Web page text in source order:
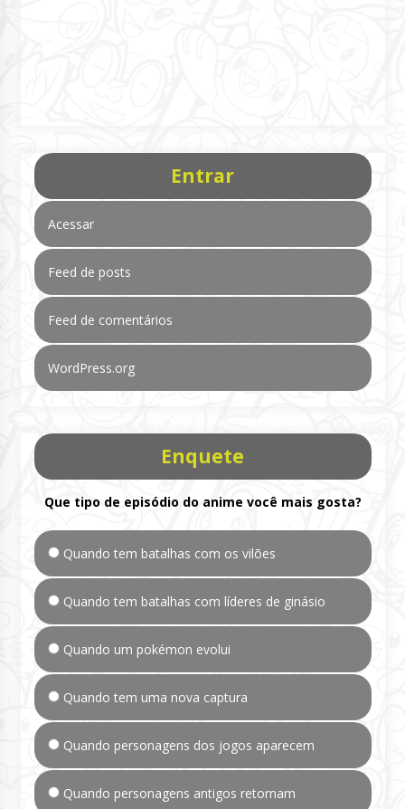
Entrar
Acessar
Feed de posts
Feed de comentários
WordPress.org
Enquete
Que tipo de episódio do anime você mais gosta?
Quando tem batalhas com os vilões
Quando tem batalhas com líderes de ginásio
Quando um pokémon evolui
Quando tem uma nova captura
Quando personagens dos jogos aparecem
Quando personagens antigos retornam